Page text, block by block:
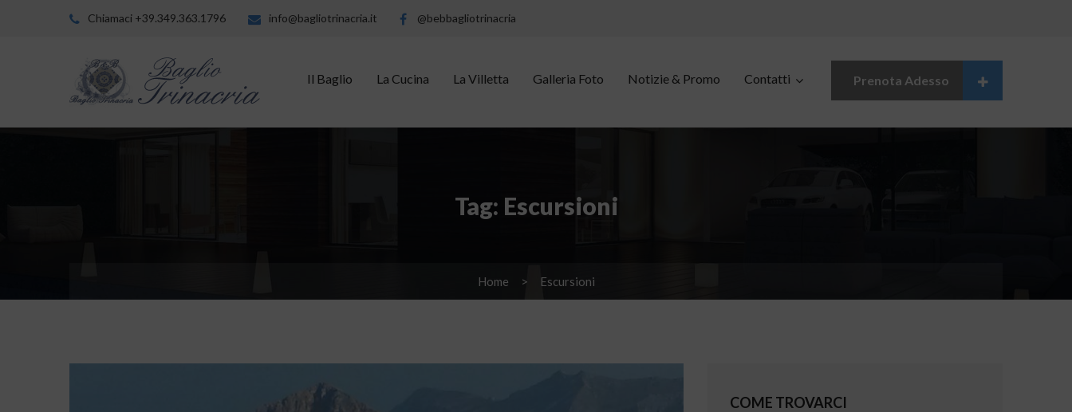
Chiamaci +39.349.363.1796 info@bagliotrinacria.it @bebbagliotrinacria
Il Baglio La Cucina La Villetta Galleria Foto Notizie & Promo Contatti Prenota Adesso
Tag: Escursioni
Home Escursioni
COME TROVARCI